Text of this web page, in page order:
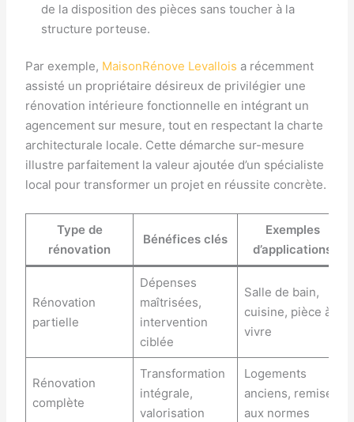
de la disposition des pièces sans toucher à la
structure porteuse.
Par exemple, MaisonRénove Levallois a récemment
assisté un propriétaire désireux de privilégier une
rénovation intérieure fonctionnelle en intégrant un
agencement sur mesure, tout en respectant la charte
architecturale locale. Cette démarche sur-mesure
illustre parfaitement la valeur ajoutée d’un spécialiste
local pour transformer un projet en réussite concrète.
Type de
rénovation
Bénéfices clés
Exemples
d’applications
Rénovation
partielle
Dépenses
maîtrisées,
intervention
ciblée
Salle de bain,
cuisine, pièce à
vivre
Rénovation
complète
Transformation
intégrale,
valorisation
Logements
anciens, remise
aux normes